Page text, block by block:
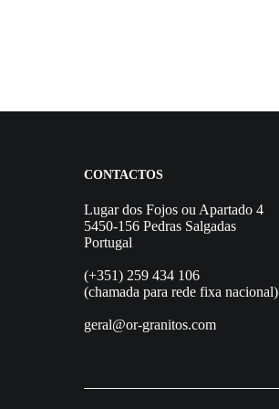
CONTACTOS
Lugar dos Fojos ou Apartado 4
5450-156 Pedras Salgadas
Portugal
(+351) 259 434 106
(chamada para rede fixa nacional)
geral@or-granitos.com